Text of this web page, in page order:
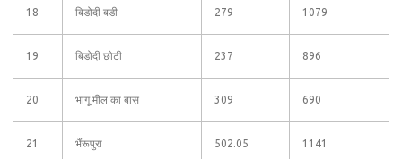
18 बिडोदी बडी 279 1079
19 बिडोदी छोटी 237 896
20 भागू मील का बास 309 690
21 भैंरूपुरा 502.05 1141